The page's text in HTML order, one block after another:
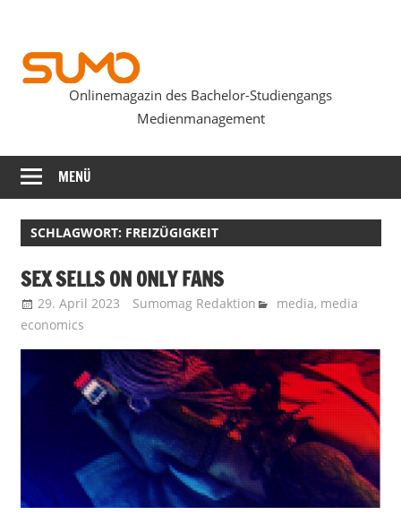
springen
SUMOmag
Onlinemagazin des Bachelor-Studiengangs
Medienmanagement
MENÜ
SCHLAGWORT: FREIZÜGIGKEIT
SEX SELLS ON ONLY FANS
29. April 2023 Sumomag Redaktion media, media
economics